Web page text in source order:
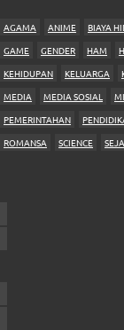
AGAMA ANIME BIAYA
GAME
GENDER HAM
KEHIDUPAN
KELUARGA
MEDIA
MEDIA SOSIAL
PEMERINTAHAN
ROMANSA
SCIENCE